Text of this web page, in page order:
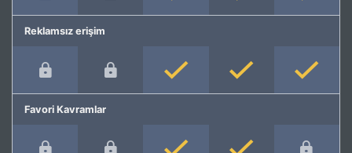
Reklamsız erişim
Favori Kavramlar